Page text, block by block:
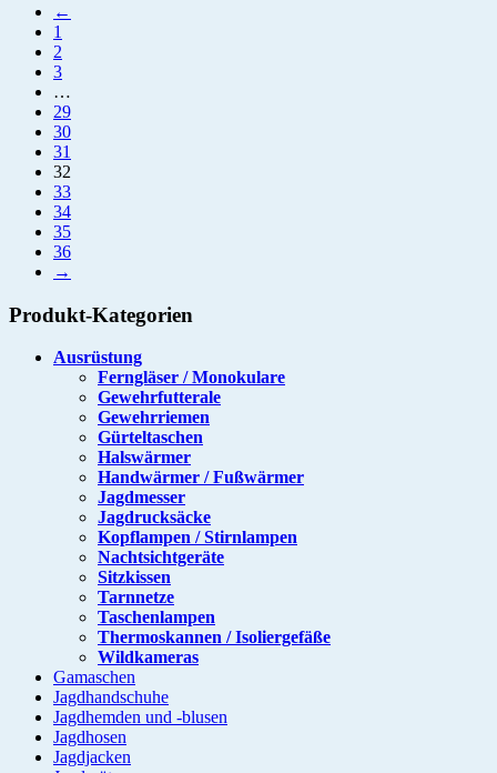
←
1
2
3
…
29
30
31
32
33
34
35
36
→
Produkt-Kategorien
Ausrüstung
Ferngläser / Monokulare
Gewehrfutterale
Gewehrriemen
Gürteltaschen
Halswärmer
Handwärmer / Fußwärmer
Jagdmesser
Jagdrucksäcke
Kopflampen / Stirnlampen
Nachtsichtgeräte
Sitzkissen
Tarnnetze
Taschenlampen
Thermoskannen / Isoliergefäße
Wildkameras
Gamaschen
Jagdhandschuhe
Jagdhemden und -blusen
Jagdhosen
Jagdjacken